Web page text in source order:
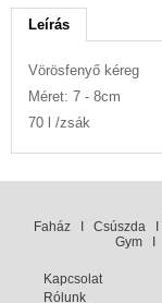
Leírás
Vörösfenyő kéreg
Méret: 7 - 8cm
70 l /zsák
FaházI CsúszdaI
GymI
Kapcsolat
Rólunk